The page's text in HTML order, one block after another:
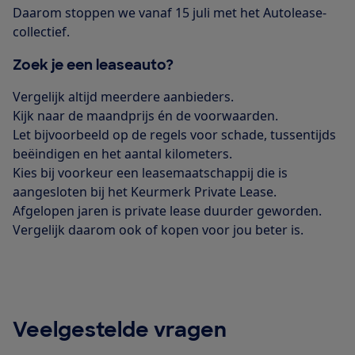
Daarom stoppen we vanaf 15 juli met het Autolease-
collectief.
Zoek je een leaseauto?
Vergelijk altijd meerdere aanbieders.
Kijk naar de maandprijs én de voorwaarden.
Let bijvoorbeeld op de regels voor schade, tussentijds
beëindigen en het aantal kilometers.
Kies bij voorkeur een leasemaatschappij die is
aangesloten bij het Keurmerk Private Lease.
Afgelopen jaren is private lease duurder geworden.
Vergelijk daarom ook of kopen voor jou beter is.
Veelgestelde vragen